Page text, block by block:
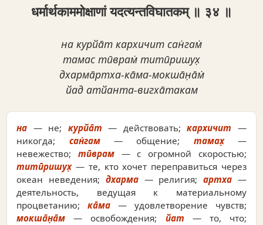
धर्मार्थकाममोक्षाणां यदत्यन्तविघातकम् ॥ ३४ ॥
на курйа̄т кархичит сан̇гам̇
тамас тӣврам̇ титӣришух̣
дхарма̄ртха-ка̄ма-мокша̄н̣а̄м̇
йад атйанта-вигха̄такам
на — не; курйа̄т — действовать;кархичит —
никогда; сан̇гам— общение; тамах̣—
невежество; тӣврам— с огромной скоростью;
титӣришух̣— те, кто хочет переправиться через
океан неведения; дхарма— религия;артха —
деятельность, ведущая к материальному
процветанию;ка̄ма — удовлетворение чувств;
мокша̄н̣а̄м — освобождения; йат — то, что;